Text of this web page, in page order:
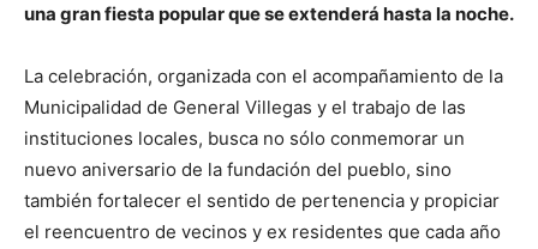
una gran fiesta popular que se extenderá hasta la noche.
La celebración, organizada con el acompañamiento de la
Municipalidad de General Villegas y el trabajo de las
instituciones locales, busca no sólo conmemorar un
nuevo aniversario de la fundación del pueblo, sino
también fortalecer el sentido de pertenencia y propiciar
el reencuentro de vecinos y ex residentes que cada año